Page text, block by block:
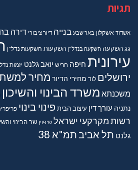
תגיות
אשדוד אשקלון באר שבע בנייה דיור ציבורי דירה
גגהשקעה השקעה בנדל"ן השקעות השקעות נדל"ן
עירונית חיפה חריש יואב גלנט יזמות
ירושלים לוד מחירי הדיור מחיר
משכנתא משרד הבינוי והשיכון
נתניה עורך דין עיצוב הבית פינוי בינוי
רשות מקרקעי ישראל שיפוץ שר הבינוי
גלנט תל אביבתמ"א 38